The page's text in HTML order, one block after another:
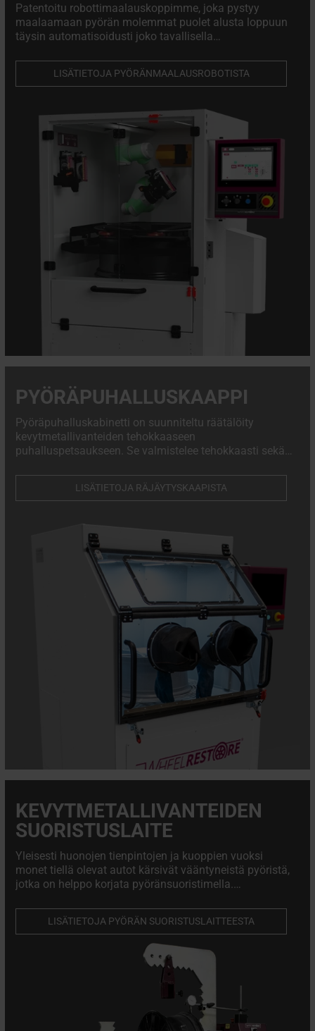
Patentoitu robottimaalauskoppimme, joka pystyy
maalaamaan pyörän molemmat puolet alusta loppuun
täysin automatisoidusti joko tavallisella
viimeistelyn ja vähentää samalla jätettä ja maalin
kulutusta jopa 50%:llä.
LISÄTIETOJA PYÖRÄNMAALAUSROBOTISTA
PYÖRÄPUHALLUSKAAPPI
Pyöräpuhalluskabinetti on suunniteltu räätälöity
kevytmetallivanteiden tehokkaaseen
puhalluspetsaukseen. Se valmistelee tehokkaasti sekä
materiaalit, mikä takaa virheettömät tulokset joka kerta.
LISÄTIETOJA RÄJÄYTYSKAAPISTA
KEVYTMETALLIVANTEIDEN
SUORISTUSLAITE
Yleisesti huonojen tienpintojen ja kuoppien vuoksi
monet tiellä olevat autot kärsivät vääntyneistä pyöristä,
jotka on helppo korjata pyöränsuoristimella.
kevytmetallivanteiden korjaamoille ja rengasliikkeille.
LISÄTIETOJA PYÖRÄN SUORISTUSLAITTEESTA